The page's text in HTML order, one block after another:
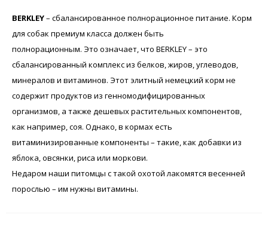
BERKLEY– сбалансированное полнорационное питание. Корм
для собак премиум класса должен быть
полнорационным. Это означает, что BERKLEY – это
сбалансированный комплекс из белков, жиров, углеводов,
минералов и витаминов. Этот элитный немецкий корм не
содержит продуктов из генномодифицированных
организмов, а также дешевых растительных компонентов,
как например, соя. Однако, в кормах есть
витаминизированные компоненты – такие, как добавки из
яблока, овсянки, риса или моркови.
Недаром наши питомцы с такой охотой лакомятся весенней
порослью – им нужны витамины.